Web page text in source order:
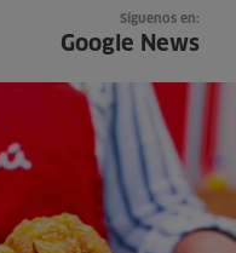
Síguenos en:
Google News